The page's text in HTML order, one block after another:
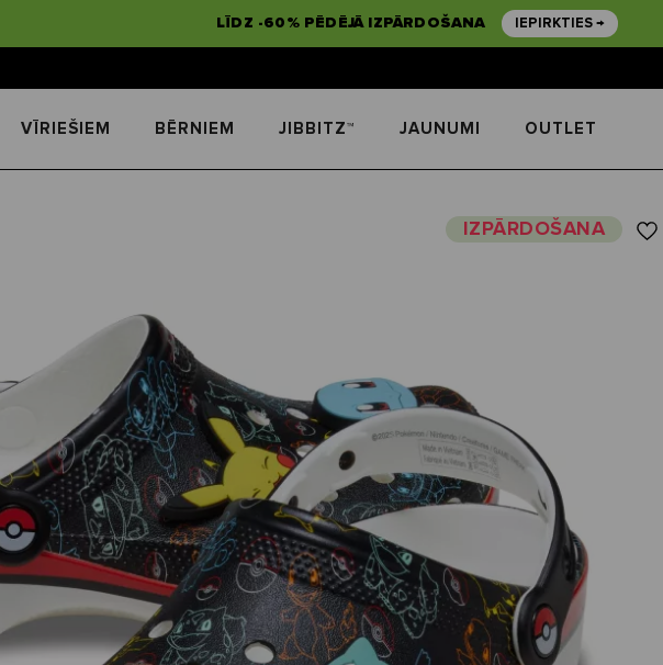
LĪDZ -60% PĒDĒJĀ IZPĀRDOŠANA IEPIRKTIES →
VĪRIEŠIEM BĒRNIEM JIBBITZ™ JAUNUMI OUTLET
IZPĀRDOŠANA